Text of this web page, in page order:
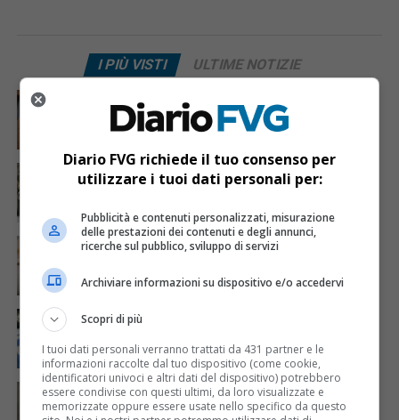
I PIÙ VISTI ULTIME NOTIZIE
Mostravano vacanze e vestiti firmati sui social:
dietro il lusso un traffico di droga da milioni
CRONACA & ATTUALITÀ 3 giorni fa
Acqua da usare con cautela nell’Udinese: ecco tutte
CRONACA & ATTUALITÀ 4 giorni fa
Mattia Ranghetti muore a 29 anni dopo la
folgorazione alle Ferriere Nord di Osoppo
CRONACA & ATTUALITÀ
Arrivano 142 nuovi poliziotti in Friuli-Venezia Giulia:
61 saranno assegnati a Trieste
CRONACA & ATTUALITÀ 3 giorni fa
Mattia Ranghetti morto dopo l’infortunio alle
Diario FVG richiede il tuo consenso per
utilizzare i tuoi dati personali per:
Pubblicità e contenuti personalizzati, misurazione
delle prestazioni dei contenuti e degli annunci,
ricerche sul pubblico, sviluppo di servizi
Archiviare informazioni su dispositivo e/o accedervi
Scopri di più
I tuoi dati personali verranno trattati da 431 partner e le
informazioni raccolte dal tuo dispositivo (come cookie,
identificatori univoci e altri dati del dispositivo) potrebbero
essere condivise con questi ultimi, da loro visualizzate e
memorizzate oppure essere usate nello specifico da questo